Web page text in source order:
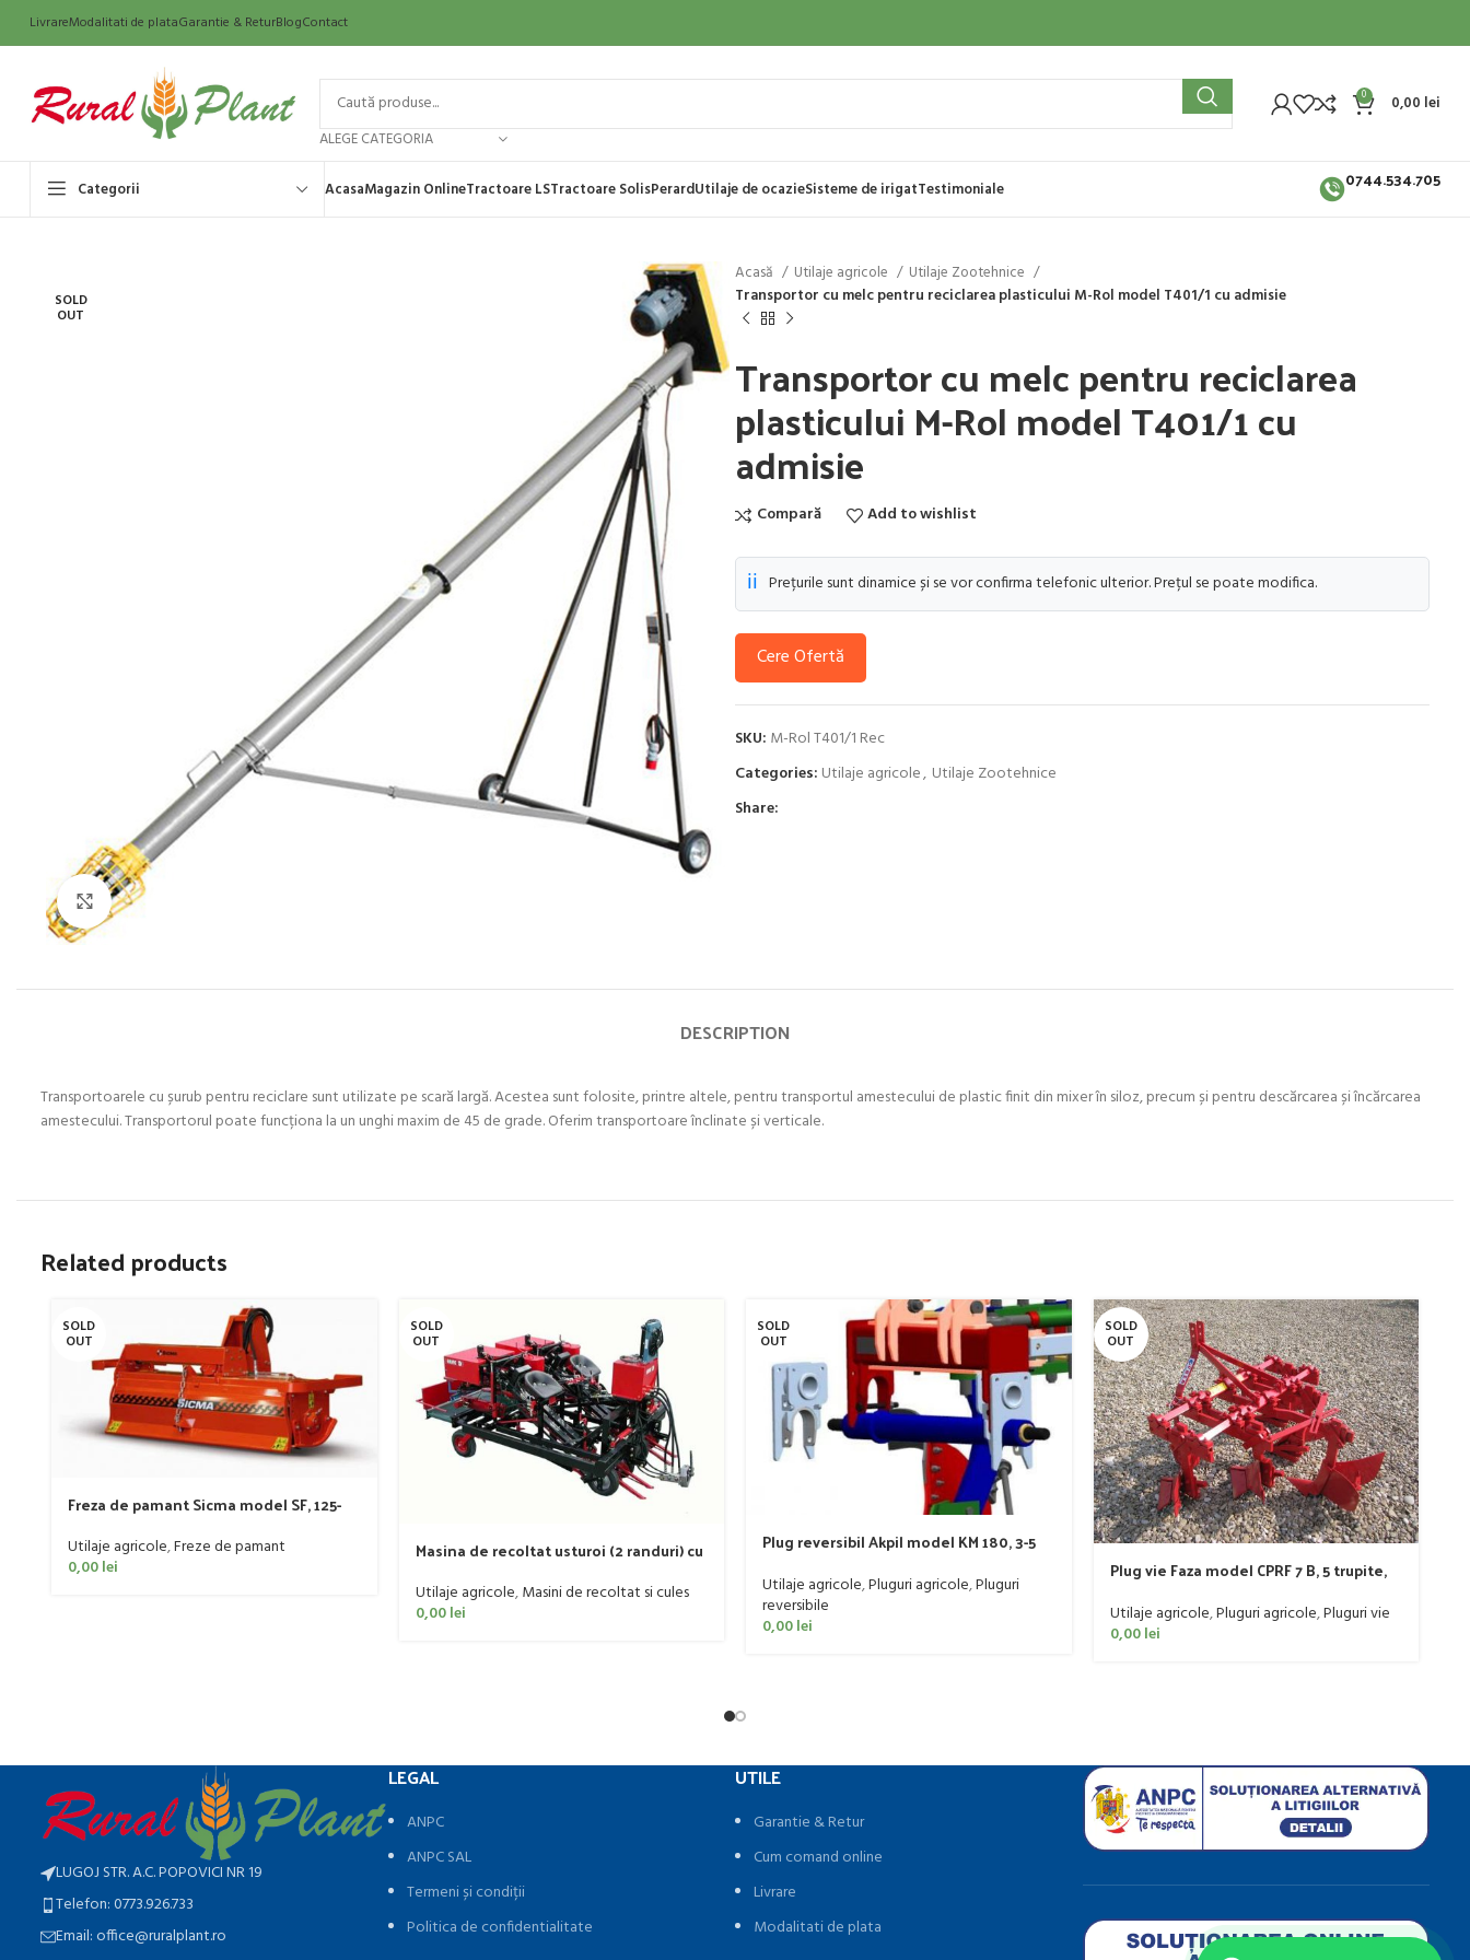
LivrareModalitati de plataGarantie & ReturBlogContact
ALEGE CATEGORIA
0 0,00 lei
Categorii AcasaMagazin OnlineTractoare LSTractoare SolisPerardUtilaje de ocazieSisteme de irigatTestimoniale 0744.534.705
SOLD
OUT
Click to enlarge
Acasă Utilaje agricole
Utilaje Zootehnice
Transportor cu melc pentru reciclarea plasticului M-Rol model T401/1 cu admisie
Transportor cu melc pentru reciclarea
plasticului M-Rol model T401/1 cu
admisie
Compară Add to wishlist
ℹ️ Prețurile sunt dinamice și se vor confirma telefonic ulterior. Prețul se poate modifica.
Cere Ofertă
SKU: M-Rol T401/1 Rec
Categories: Utilaje agricole, Utilaje Zootehnice
Share:
DESCRIPTION
Transportoarele cu șurub pentru reciclare sunt utilizate pe scară largă. Acestea sunt folosite, printre altele, pentru transportul amestecului de plastic finit din mixer în siloz, precum și pentru descărcarea și încărcarea
amestecului. Transportorul poate funcționa la un unghi maxim de 45 de grade. Oferim transportoare înclinate și verticale.
Related products
SOLD
OUT
Freza de pamant Sicma model SF, 125-
Utilaje agricole,Freze de pamant
0,00lei
SOLD
OUT
Masina de recoltat usturoi (2 randuri) cu
CP
Utilaje agricole,Masini de recoltat si cules
0,00lei
SOLD
OUT
Plug reversibil Akpil model KM 180, 3-5
Utilaje agricole,Pluguri agricole,Pluguri
reversibile
0,00lei
SOLD
OUT
Plug vie Faza model CPRF 7 B, 5 trupite,
Utilaje agricole,Pluguri agricole,Pluguri vie
0,00lei
LUGOJ STR. A.C. POPOVICI NR 19
Telefon: 0773.926.733
Email: office@ruralplant.ro
LEGAL
ANPC
ANPC SAL
Termeni și condiții
Politica de confidentialitate
UTILE
Garantie & Retur
Cum comand online
Livrare
Modalitati de plata